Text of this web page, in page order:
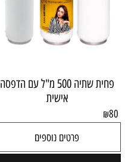
פחית שתיה 500 מ"ל עם הדפסה
אישית
₪80
פרטים נוספים